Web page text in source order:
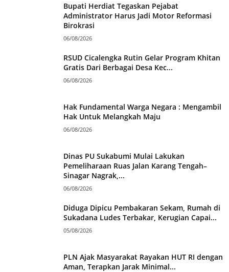
Bupati Herdiat Tegaskan Pejabat
Administrator Harus Jadi Motor Reformasi
Birokrasi
06/08/2026
RSUD Cicalengka Rutin Gelar Program Khitan
Gratis Dari Berbagai Desa Kec...
06/08/2026
Hak Fundamental Warga Negara : Mengambil
Hak Untuk Melangkah Maju
06/08/2026
Dinas PU Sukabumi Mulai Lakukan
Pemeliharaan Ruas Jalan Karang Tengah–
Sinagar Nagrak,...
06/08/2026
Diduga Dipicu Pembakaran Sekam, Rumah di
Sukadana Ludes Terbakar, Kerugian Capai...
05/08/2026
PLN Ajak Masyarakat Rayakan HUT RI dengan
Aman, Terapkan Jarak Minimal...